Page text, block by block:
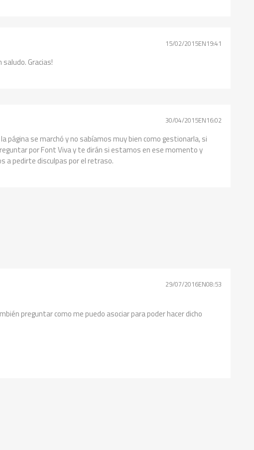
15/02/2015EN19:41
Gracias!
30/04/2015EN16:02
página se marchó y no sabíamos muy bien como gestionarla, si
por Font Viva y te dirán si estamos en ese momento y
a pedirte disculpas por el retraso.
29/07/2016EN08:53
preguntar como me puedo asociar para poder hacer dicho